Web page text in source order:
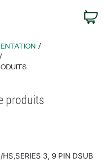
produits
3, 9 PIN DSUB